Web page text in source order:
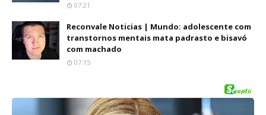
07:21
Reconvale Noticias | Mundo: adolescente com
transtornos mentais mata padrasto e bisavó
com machado
07:15